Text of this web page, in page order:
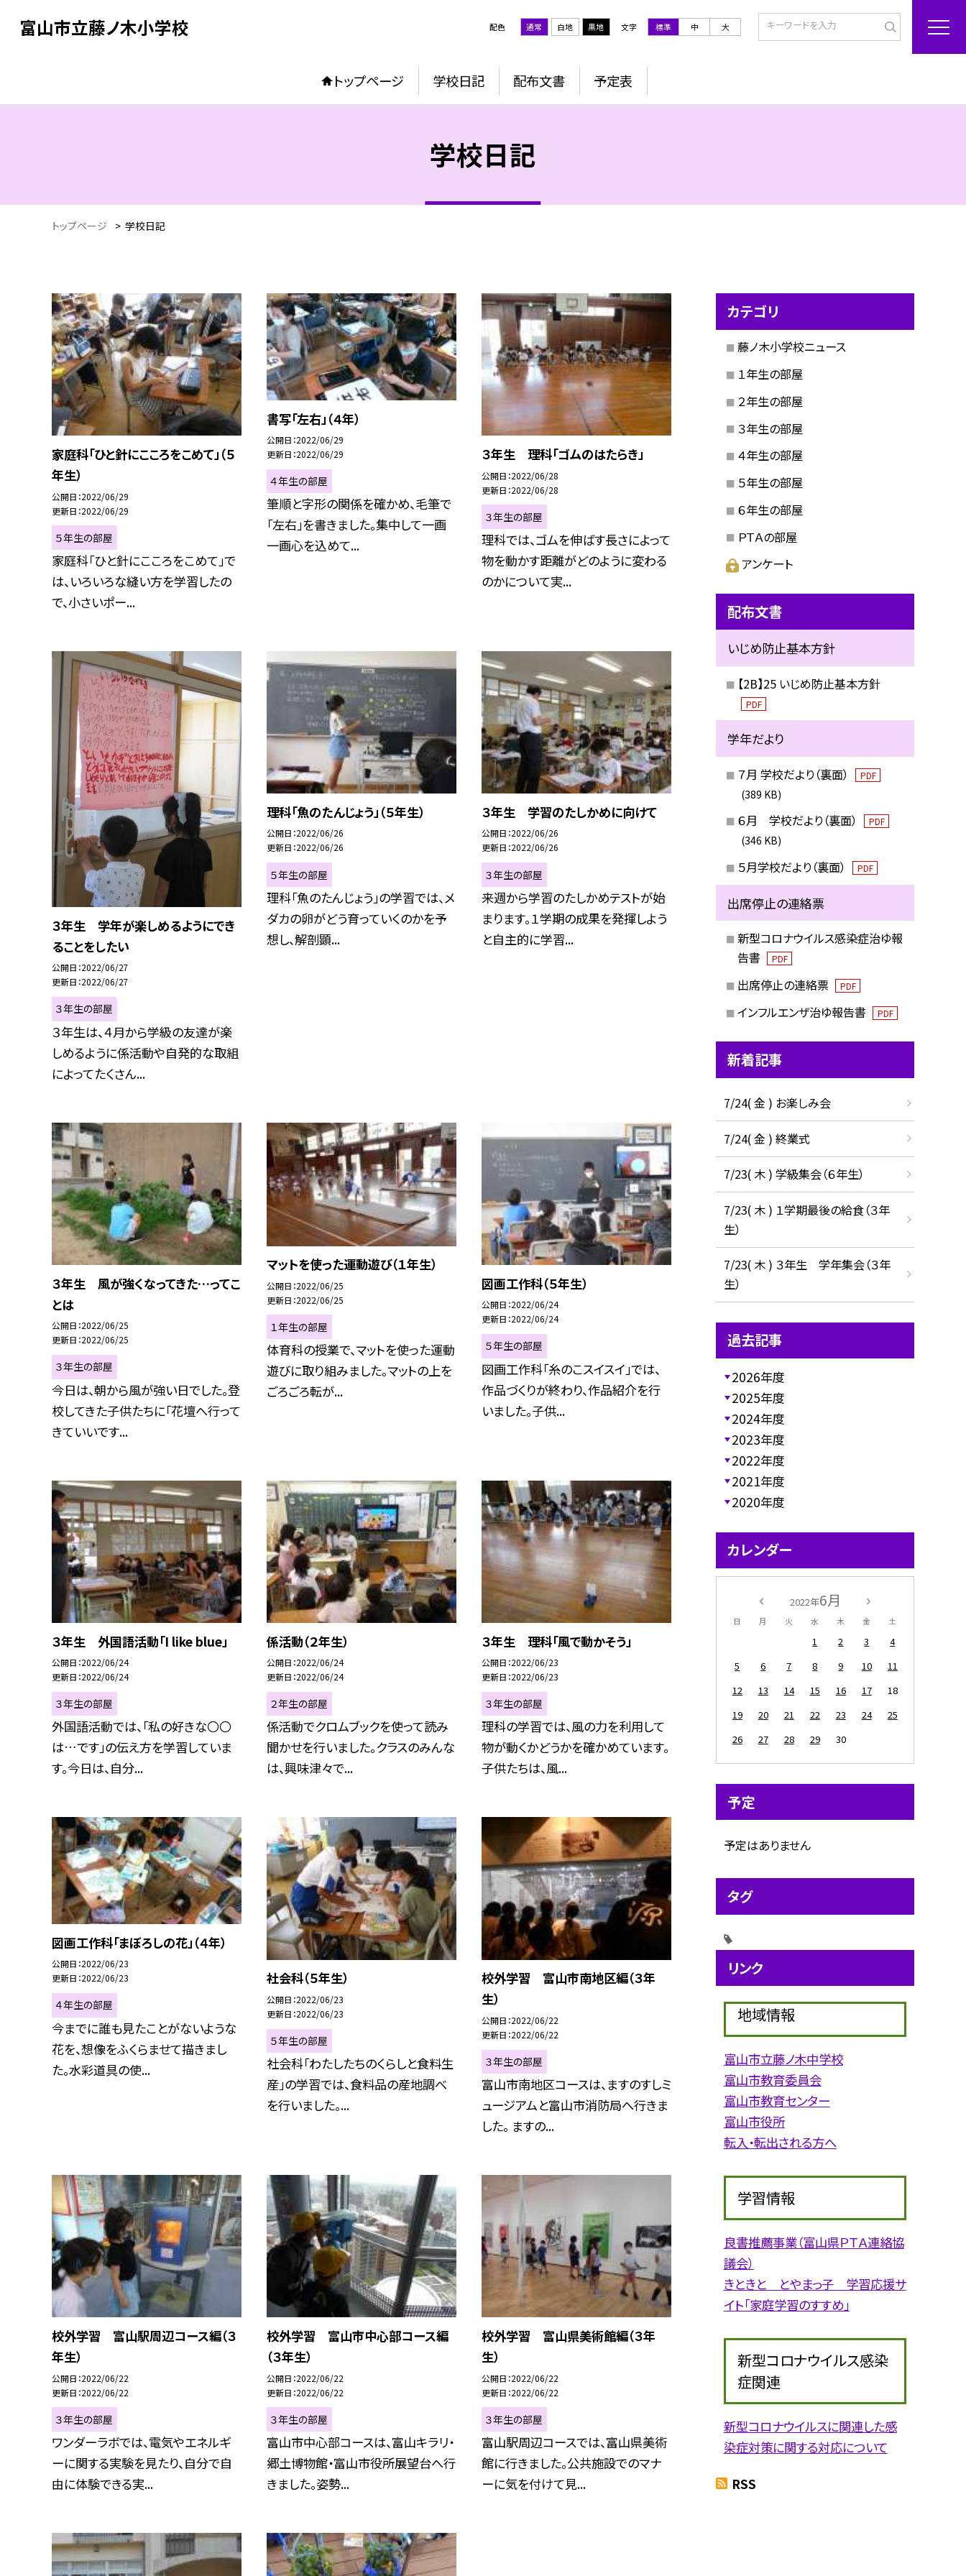
富山市立藤ノ木小学校 配色 通常 白地 黒地 文字 標準 中 大
トップページ 学校日記 配布文書 予定表
学校日記
トップページ > 学校日記
家庭科「ひと針にこころをこめて」（５
年生）
公開日 2022/06/29
更新日 2022/06/29
５年生の部屋
家庭科「ひと針にこころをこめて」で
は、いろいろな縫い方を学習したの
で、小さいポー...
書写「左右」（４年）
公開日 2022/06/29
更新日 2022/06/29
４年生の部屋
筆順と字形の関係を確かめ、毛筆で
「左右」を書きました。集中して一画
一画心を込めて...
３年生 理科「ゴムのはたらき」
公開日 2022/06/28
更新日 2022/06/28
３年生の部屋
理科では、ゴムを伸ばす長さによって
物を動かす距離がどのように変わる
のかについて実...
３年生 学年が楽しめるようにでき
ることをしたい
公開日 2022/06/27
更新日 2022/06/27
３年生の部屋
３年生は、４月から学級の友達が楽
しめるように係活動や自発的な取組
によってたくさん...
理科「魚のたんじょう」（５年生）
公開日 2022/06/26
更新日 2022/06/26
５年生の部屋
理科「魚のたんじょう」の学習では、メ
ダカの卵がどう育っていくのかを予
想し、解剖顕...
３年生 学習のたしかめに向けて
公開日 2022/06/26
更新日 2022/06/26
３年生の部屋
来週から学習のたしかめテストが始
まります。１学期の成果を発揮しよう
と自主的に学習...
３年生 風が強くなってきた…ってこ
とは
公開日 2022/06/25
更新日 2022/06/25
３年生の部屋
今日は、朝から風が強い日でした。登
校してきた子供たちに「花壇へ行って
きていいです...
マットを使った運動遊び（１年生）
公開日 2022/06/25
更新日 2022/06/25
１年生の部屋
体育科の授業で、マットを使った運動
遊びに取り組みました。マットの上を
ごろごろ転が...
図画工作科（５年生）
公開日 2022/06/24
更新日 2022/06/24
５年生の部屋
図画工作科「糸のこスイスイ」では、
作品づくりが終わり、作品紹介を行
いました。子供...
３年生 外国語活動「I like blue」
公開日 2022/06/24
更新日 2022/06/24
３年生の部屋
外国語活動では、「私の好きな〇〇
は…です」の伝え方を学習していま
す。今日は、自分...
係活動（２年生）
公開日 2022/06/24
更新日 2022/06/24
２年生の部屋
係活動でクロムブックを使って読み
聞かせを行いました。クラスのみんな
は、興味津々で...
３年生 理科「風で動かそう」
公開日 2022/06/23
更新日 2022/06/23
３年生の部屋
理科の学習では、風の力を利用して
物が動くかどうかを確かめています。
子供たちは、風...
図画工作科「まぼろしの花」（４年）
公開日 2022/06/23
更新日 2022/06/23
４年生の部屋
今までに誰も見たことがないような
花を、想像をふくらませて描きまし
た。水彩道具の使...
社会科（５年生）
公開日 2022/06/23
更新日 2022/06/23
５年生の部屋
社会科「わたしたちのくらしと食料生
産」の学習では、食料品の産地調べ
を行いました。...
校外学習 富山市南地区編（３年
生）
公開日 2022/06/22
更新日 2022/06/22
３年生の部屋
富山市南地区コースは、ますのすしミ
ュージアムと富山市消防局へ行きま
した。 ますの...
校外学習 富山駅周辺コース編（３
年生）
公開日 2022/06/22
更新日 2022/06/22
３年生の部屋
ワンダーラボでは、電気やエネルギ
ーに関する実験を見たり、自分で自
由に体験できる実...
校外学習 富山市中心部コース編
（３年生）
公開日 2022/06/22
更新日 2022/06/22
３年生の部屋
富山市中心部コースは、富山キラリ・
郷土博物館・富山市役所展望台へ行
きました。姿勢...
校外学習 富山県美術館編（３年
生）
公開日 2022/06/22
更新日 2022/06/22
３年生の部屋
富山駅周辺コースでは、富山県美術
館に行きました。公共施設でのマナ
ーに気を付けて見...
カテゴリ
藤ノ木小学校ニュース
１年生の部屋
２年生の部屋
３年生の部屋
４年生の部屋
５年生の部屋
６年生の部屋
ＰＴＡの部屋
アンケート
配布文書
いじめ防止基本方針
【2B】25 いじめ防止基本方針
PDF
学年だより
７月 学校だより（裏面） PDF
(389 KB)
６月 学校だより（裏面） PDF
(346 KB)
５月学校だより（裏面） PDF
出席停止の連絡票
新型コロナウイルス感染症治ゆ報
告書
PDF
出席停止の連絡票 PDF
インフルエンザ治ゆ報告書 PDF
新着記事
7/24( 金 ) お楽しみ会
7/24( 金 ) 終業式
7/23( 木 ) 学級集会（６年生）
7/23( 木 ) １学期最後の給食（３年
生）
7/23( 木 ) ３年生 学年集会（３年
生）
過去記事
2026年度
2025年度
2024年度
2023年度
2022年度
2021年度
2020年度
カレンダー
2022年6月
日 月 火 水 木 金 土
1 2 3
4
5
6 7 8 9 10
11
12
13 14 15 16 17
18
19
20 21 22 23 24
25
26
27 28 29 30
予定
予定はありません
タグ
リンク
地域情報
富山市立藤ノ木中学校
富山市教育委員会
富山市教育センター
富山市役所
転入・転出される方へ
学習情報
良書推薦事業（富山県ＰＴＡ連絡協
議会）
きときと とやまっ子 学習応援サ
イト「家庭学習のすすめ」
新型コロナウイルス感染
症関連
新型コロナウイルスに関連した感
染症対策に関する対応について
RSS